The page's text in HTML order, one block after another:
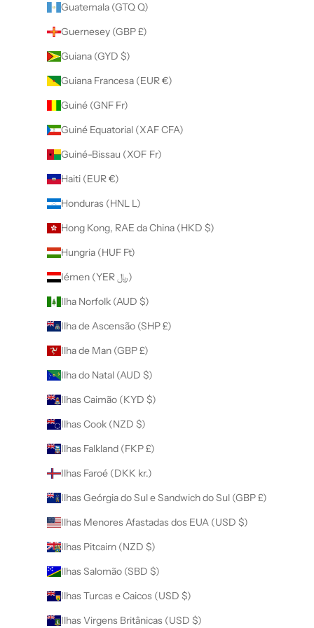
Guatemala (GTQ Q)
Guernesey (GBP £)
Guiana (GYD $)
Guiana Francesa (EUR €)
Guiné (GNF Fr)
Guiné Equatorial (XAF CFA)
Guiné-Bissau (XOF Fr)
Haiti (EUR €)
Honduras (HNL L)
Hong Kong, RAE da China (HKD $)
Hungria (HUF Ft)
Iémen (YER ﷼)
Ilha Norfolk (AUD $)
Ilha de Ascensão (SHP £)
Ilha de Man (GBP £)
Ilha do Natal (AUD $)
Ilhas Caimão (KYD $)
Ilhas Cook (NZD $)
Ilhas Falkland (FKP £)
Ilhas Faroé (DKK kr.)
Ilhas Geórgia do Sul e Sandwich do Sul (GBP £)
Ilhas Menores Afastadas dos EUA (USD $)
Ilhas Pitcairn (NZD $)
Ilhas Salomão (SBD $)
Ilhas Turcas e Caicos (USD $)
Ilhas Virgens Britânicas (USD $)